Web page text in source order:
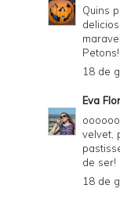
Quins
Petons!
18 de
Eva
velvet,
de ser!
18 de